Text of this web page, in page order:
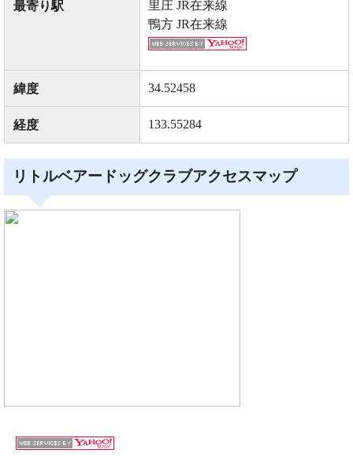
最寄り駅
里庄 JR在来線
鴨方 JR在来線
緯度 34.52458
経度 133.55284
リトルベアードッグクラブアクセスマップ